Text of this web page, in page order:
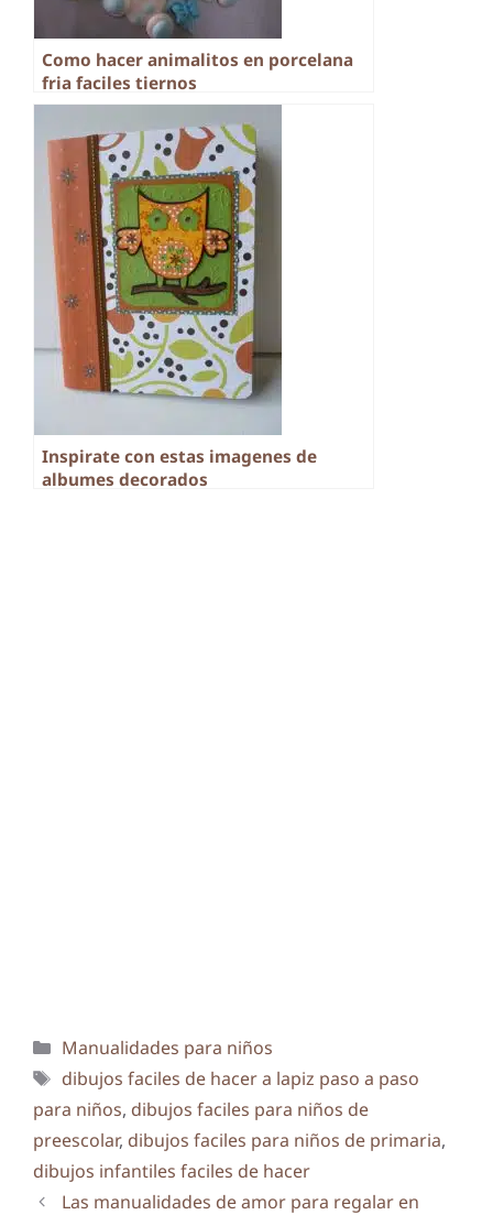
Como hacer animalitos en porcelana
fria faciles tiernos
Inspirate con estas imagenes de
albumes decorados
Categorías
Manualidades para niños
Etiquetas
dibujos faciles de hacer a lapiz paso a paso
para niños, dibujos faciles para niños de
preescolar, dibujos faciles para niños de primaria,
dibujos infantiles faciles de hacer
Las manualidades de amor para regalar en